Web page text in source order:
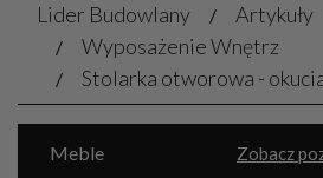
Lider Budowlany
Artykuły
Wyposażenie Wnętrz
Stolarka otworowa -
Zobacz
Meble